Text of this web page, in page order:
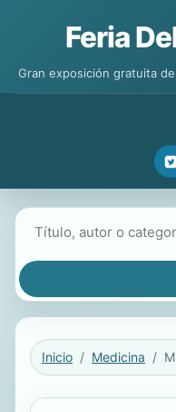
Feria
Gran exposición gratuita
Inicio Medicina